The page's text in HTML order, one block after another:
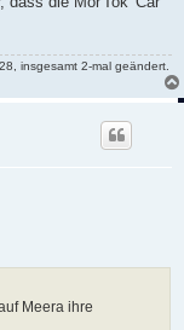
insgesamt 2-mal geändert.
Meera ihre